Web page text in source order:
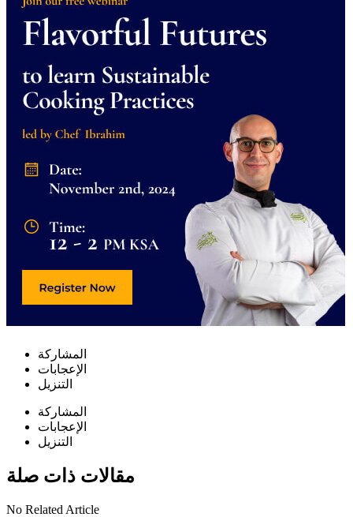
المشاركة
الإعجابات
التنزيل
المشاركة
الإعجابات
التنزيل
مقالات ذات صلة
No Related Article